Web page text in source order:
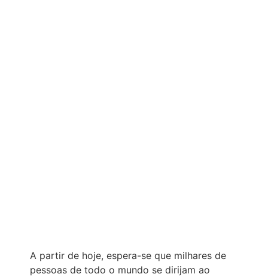
A partir de hoje, espera-se que milhares de
pessoas de todo o mundo se dirijam ao